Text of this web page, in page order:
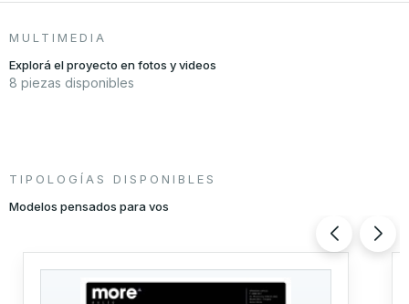
MULTIMEDIA
Explorá el proyecto en fotos y videos
8 piezas disponibles
TIPOLOGÍAS DISPONIBLES
Modelos pensados para vos